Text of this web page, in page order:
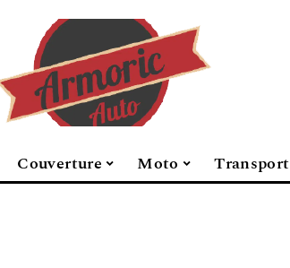
Couverture Moto Transport